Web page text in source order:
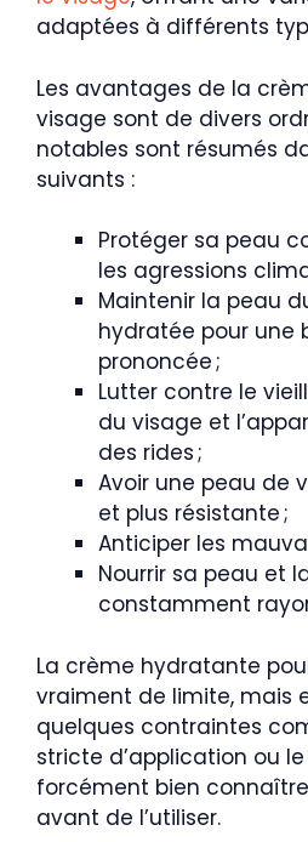
adaptées à différents
Les avantages de la
visage sont de divers
notables sont résumés
suivants :
Protéger sa peau
les agressions
Maintenir la peau
hydratée pour une
prononcée ;
Lutter contre le
du visage et
des rides ;
Avoir une peau de
et plus résistante ;
Anticiper les
Nourrir sa peau et
constamment
La crème hydratante
vraiment de limite, mais
quelques contraintes
stricte d’application ou
forcément bien
avant de l’utiliser.